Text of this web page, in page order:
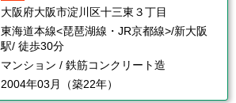
大阪府大阪市淀川区十三東３丁目
東海道本線<琵琶湖線・JR京都線>/新大阪
駅/ 徒歩30分
マンション / 鉄筋コンクリート造
2004年03月（築22年）